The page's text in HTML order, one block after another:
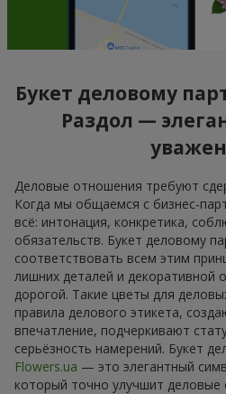
Букет деловому
Раздол —
Деловые отношения требуют
Когда мы общаемся с бизнес-
всё: интонация, конкретика,
обязательств. Букет деловому
соответствовать всем этим
лишних деталей и декоративной
дорогой. Такие цветы для
правила делового этикета,
впечатление, подчеркивают
серьёзность намерений. Букет
Flowers.ua — это элегантный
который точно улучшит деловые